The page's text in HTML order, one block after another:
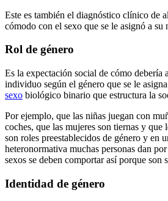
Este es también el diagnóstico clínico de
cómodo con el sexo que se le asignó a su
Rol de género
Es la expectación social de cómo debería
individuo según el género que se le
sexo biológico binario que estructura la
Por ejemplo, que las niñas juegan con
coches, que las mujeres son tiernas y que
son roles preestablecidos de género y en
heteronormativa muchas personas dan
sexos se deben comportar así porque son
Identidad de género